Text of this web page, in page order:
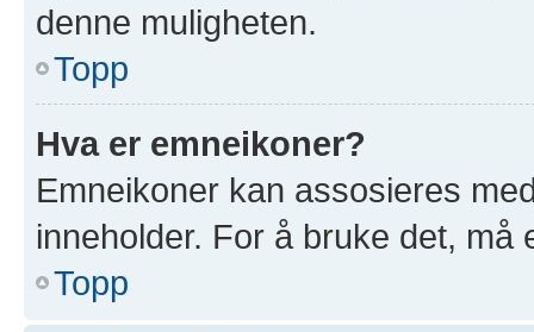
denne muligheten.
Topp
Hva er emneikoner?
Emneikoner kan assosieres
inneholder. For å bruke det, må
Topp